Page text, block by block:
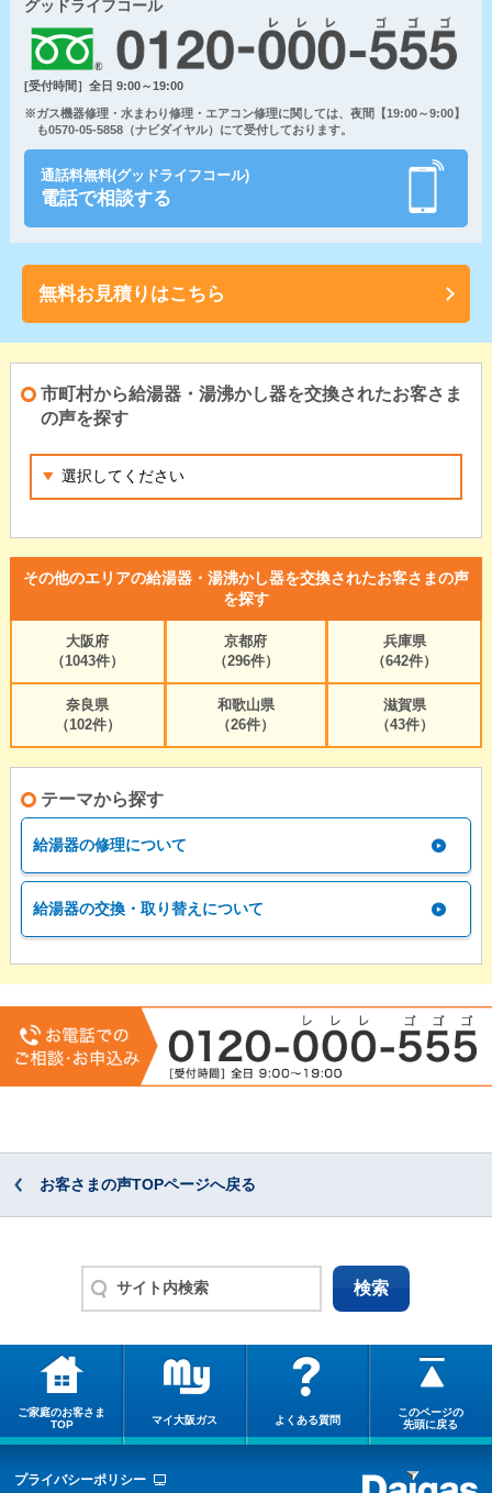
グッドライフコール
[受付時間］全日 9:00～19:00
※ガス機器修理・水まわり修理・エアコン修理に関しては、夜間【19:00～9:00】
も0570-05-5858（ナビダイヤル）にて受付しております。
通話料無料(グッドライフコール)
電話で相談する
無料お見積りはこちら
市町村から給湯器・湯沸かし器を交換されたお客さま
の声を探す
その他のエリアの給湯器・湯沸かし器を交換されたお客さまの声
を探す
大阪府
（1043件）
京都府
（296件）
兵庫県
（642件）
奈良県
（102件）
和歌山県
（26件）
滋賀県
（43件）
テーマから探す
給湯器の修理について
給湯器の交換・取り替えについて
お客さまの声TOPページへ戻る
ご家庭のお客さま
TOP
マイ大阪ガス よくある質問
このページの
先頭に戻る
プライバシーポリシー